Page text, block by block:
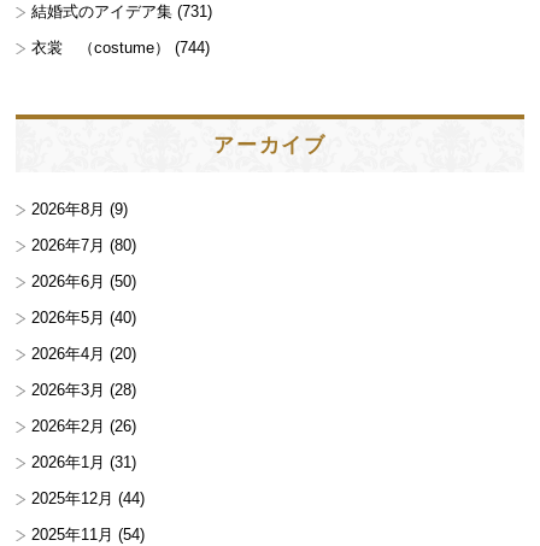
結婚式のアイデア集 (731)
衣裳 （costume）
(744)
アーカイブ
2026年8月 (9)
2026年7月 (80)
2026年6月 (50)
2026年5月 (40)
2026年4月 (20)
2026年3月 (28)
2026年2月 (26)
2026年1月 (31)
2025年12月 (44)
2025年11月 (54)